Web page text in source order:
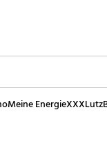
Meine EnergieXXXLutz